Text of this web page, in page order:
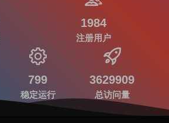
1984
注册用户
799
稳定运行
3629909
总访问量